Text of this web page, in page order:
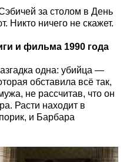
за столом в День
Никто ничего не скажет.
и фильма 1990 года
одна: убийца —
обставила всё так,
не рассчитав, что он
Расти находит в
и Барбара